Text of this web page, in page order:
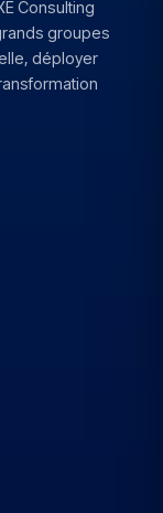
Consulting
groupes
déployer